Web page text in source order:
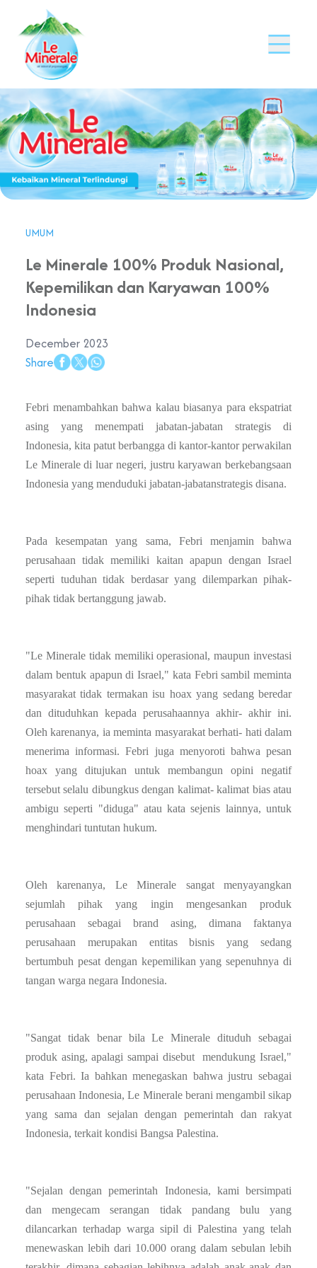
UMUM
Le Minerale 100% Produk Nasional,
Kepemilikan dan Karyawan 100%
Indonesia
December 2023
Share
Febri menambahkan bahwa kalau biasanya para ekspatriat
asing yang menempati jabatan-jabatan strategis di
Indonesia, kita patut berbangga di kantor-kantor perwakilan
Le Minerale di luar negeri, justru karyawan berkebangsaan
Indonesia yang menduduki jabatan-jabatanstrategis disana.
Pada kesempatan yang sama, Febri menjamin bahwa
perusahaan tidak memiliki kaitan apapun dengan Israel
seperti tuduhan tidak berdasar yang dilemparkan pihak-
pihak tidak bertanggung jawab.
"Le Minerale tidak memiliki operasional, maupun investasi
dalam bentuk apapun di Israel," kata Febri sambil meminta
masyarakat tidak termakan isu hoax yang sedang beredar
dan dituduhkan kepada perusahaannya akhir- akhir ini.
Oleh karenanya, ia meminta masyarakat berhati- hati dalam
menerima informasi. Febri juga menyoroti bahwa pesan
hoax yang ditujukan untuk membangun opini negatif
tersebut selalu dibungkus dengan kalimat- kalimat bias atau
ambigu seperti "diduga" atau kata sejenis lainnya, untuk
menghindari tuntutan hukum.
Oleh karenanya, Le Minerale sangat menyayangkan
sejumlah pihak yang ingin mengesankan produk
perusahaan sebagai brand asing, dimana faktanya
perusahaan merupakan entitas bisnis yang sedang
bertumbuh pesat dengan kepemilikan yang sepenuhnya di
tangan warga negara Indonesia.
"Sangat tidak benar bila Le Minerale dituduh sebagai
produk asing, apalagi sampai disebut mendukung Israel,"
kata Febri. Ia bahkan menegaskan bahwa justru sebagai
perusahaan Indonesia, Le Minerale berani mengambil sikap
yang sama dan sejalan dengan pemerintah dan rakyat
Indonesia, terkait kondisi Bangsa Palestina.
"Sejalan dengan pemerintah Indonesia, kami bersimpati
dan mengecam serangan tidak pandang bulu yang
dilancarkan terhadap warga sipil di Palestina yang telah
menewaskan lebih dari 10.000 orang dalam sebulan lebih